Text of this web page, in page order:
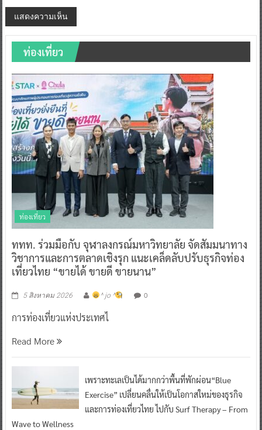
ท่องเที่ยว
ท่องเที่ยว
ททท. ร่วมมือกับ จุฬาลงกรณ์มหาวิทยาลัย จัดสัมมนาทาง
วิชาการและการตลาดเชิงรุก แนะเคล็ดลับปรับธุรกิจท่อง
เที่ยวไทย “ขายได้ ขายดี ขายนาน”
5 สิงหาคม 2026 ^ jo ^ 0
การท่องเที่ยวแห่งประเทศไ
Read More
เพราะทะเลเป็นได้มากกว่าพื้นที่พักผ่อน“Blue
Exercise” เปลี่ยนคลื่นให้เป็นโอกาสใหม่ของธุรกิจ
และการท่องเที่ยวไทย ไปกับ Surf Therapy – From
Wave to Wellness